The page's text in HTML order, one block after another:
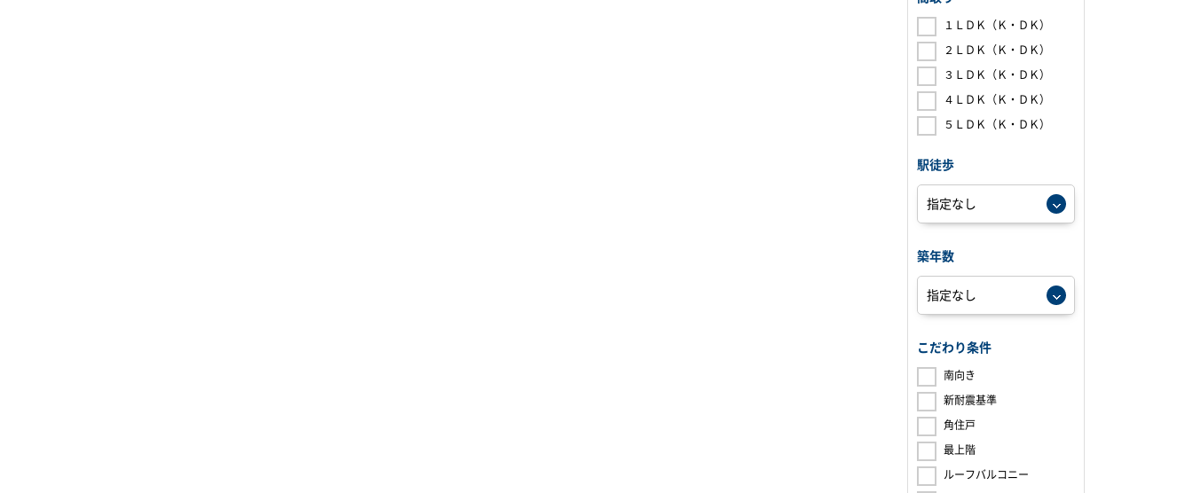
１ＬＤＫ（Ｋ・ＤＫ）
２ＬＤＫ（Ｋ・ＤＫ）
３ＬＤＫ（Ｋ・ＤＫ）
４ＬＤＫ（Ｋ・ＤＫ）
５ＬＤＫ（Ｋ・ＤＫ）
駅徒歩
築年数
こだわり条件
南向き
新耐震基準
角住戸
最上階
ルーフバルコニー